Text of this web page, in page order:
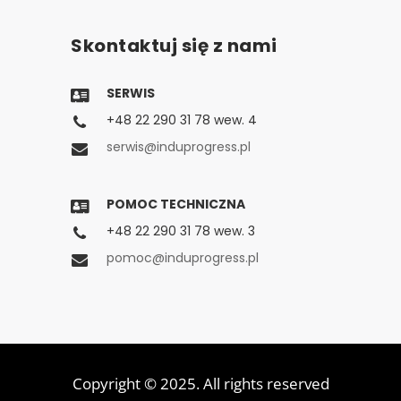
Skontaktuj się z nami
SERWIS
+48 22 290 31 78 wew. 4
serwis@induprogress.pl
POMOC TECHNICZNA
+48 22 290 31 78 wew. 3
pomoc@induprogress.pl
Copyright © 2025. All rights reserved